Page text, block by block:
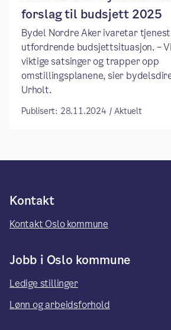
forslag til budsjett 2025
Bydel Nordre Aker ivaretar
utfordrende budsjettsituasjon. –
viktige satsinger og trapper opp
omstillingsplanene, sier
Urholt.
Publisert: 28.11.2024 / Aktuelt
Kontakt
Kontakt Oslo kommune
Jobb i Oslo kommune
Ledige stillinger
Lønn og arbeidsforhold